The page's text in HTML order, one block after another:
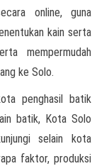
online, guna
kain serta
mempermudah
ke Solo.
penghasil batik
batik, Kota Solo
selain kota
faktor, produksi